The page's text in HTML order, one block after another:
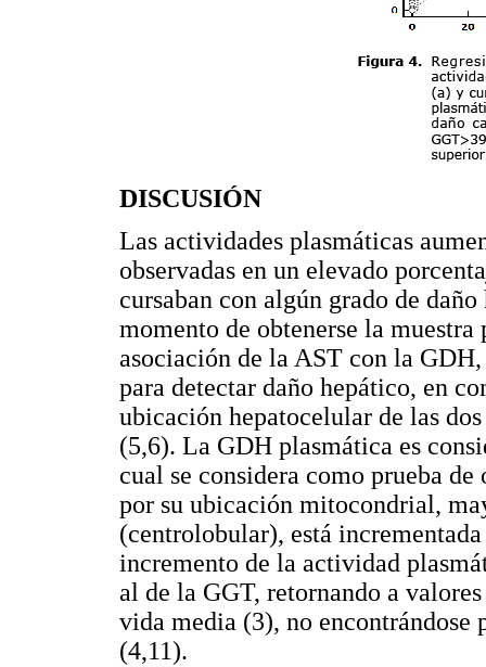
DISCUSIÓN
Las actividades plasmáticas
observadas en un elevado
cursaban con algún grado de
momento de obtenerse la
asociación de la AST con la
para detectar daño hepático, en
ubicación hepatocelular de las
(5,6). La GDH plasmática es
cual se considera como prueba
por su ubicación mitocondrial,
(centrolobular), está
incremento de la actividad
al de la GGT, retornando a
vida media (3), no encontrándose
(4,11).